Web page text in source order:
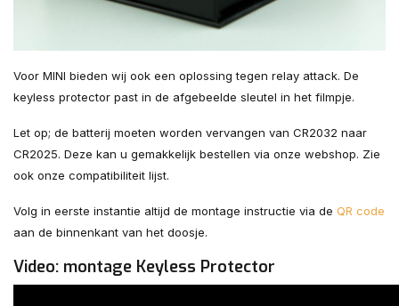
Voor MINI bieden wij ook een oplossing tegen relay attack. De
keyless protector past in de afgebeelde sleutel in het filmpje.
Let op; de batterij moeten worden vervangen van CR2032 naar
CR2025. Deze kan u gemakkelijk bestellen via onze webshop. Zie
ook onze compatibiliteit lijst.
Volg in eerste instantie altijd de montage instructie via de QR code
aan de binnenkant van het doosje.
Video: montage Keyless Protector